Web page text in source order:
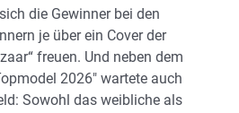
die Gewinner bei den
je über ein Cover der
freuen. Und neben dem
2026″ wartete auch
Sowohl das weibliche als